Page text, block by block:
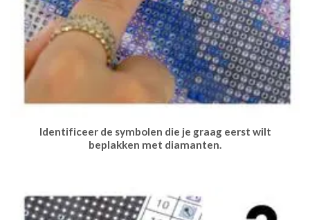
Identificeer de symbolen die je graag eerst wilt
beplakken met diamanten.